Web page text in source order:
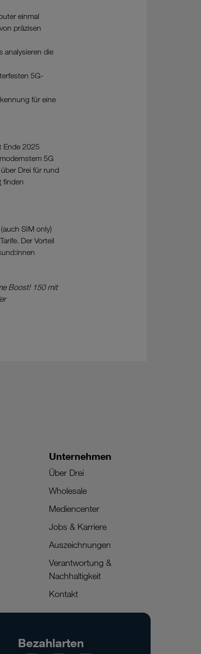
einmal
präzisen
analysieren die
5G-
für eine
Ende 2025
5G
Drei für rund
finden
SIM only)
Der Vorteil
Boost! 150 mit
Unternehmen
Über Drei
Wholesale
Mediencenter
Jobs & Karriere
Auszeichnungen
Verantwortung &
Nachhaltigkeit
Kontakt
Bezahlarten